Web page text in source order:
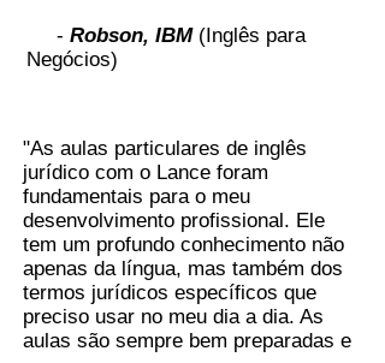
- Robson, IBM (Inglês para
Negócios)
"As aulas particulares de inglês
jurídico com o Lance foram
fundamentais para o meu
desenvolvimento profissional. Ele
tem um profundo conhecimento não
apenas da língua, mas também dos
termos jurídicos específicos que
preciso usar no meu dia a dia. As
aulas são sempre bem preparadas e